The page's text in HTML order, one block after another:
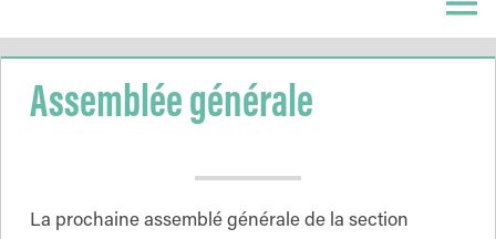
Direction
Menu
Assemblée générale
La prochaine assemblé générale de la section